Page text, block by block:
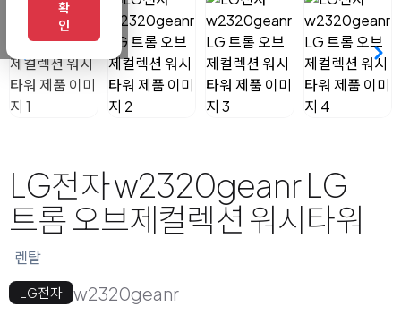
LG전자 w2320geanr LG
트롬 오브제컬렉션 워시타워
렌탈
LG전자 w2320geanr
확
인